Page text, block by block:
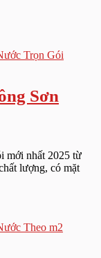
Sơn
mới nhất 2025 từ
lượng, có mặt